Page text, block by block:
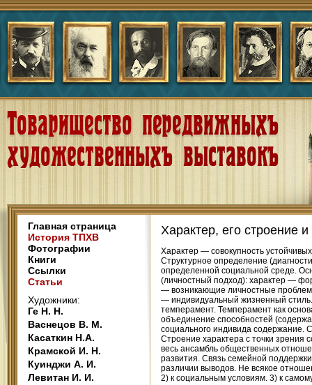
Главная страница
История ТПХВ
Фотографии
Книги
Ссылки
Статьи
Художники:
Ге Н. Н.
Васнецов В. М.
Касаткин Н.А.
Крамской И. Н.
Куинджи А. И.
Левитан И. И.
Характер, его строение
Характер — совокупность устойчивых психических качеств, связанных с привычными, типовыми способами поведения. Структурное определение (диагностический подход): характер — прижизненное проявление темперамента в определенной социальной среде. Основа характера: врожденный темперамент. Функциональное определение (личностный подход): характер — форма поведения, необходимая для сохранения имеющейся структуры мотивов. Основа — возникающие личностные проблемы. Свойства характера — возможные способы решения проблем. А. Адлер: характер — индивидуальный жизненный стиль. Характер как индивидуальный стиль. Подходы к изучению характера: 1) характер и темперамент. Темперамент как основа характера. 2) характер и личность. Личность как социальный индивид. Характер — объединение способностей (содержание) и темперамента (форма). Это форма, позволяющая освоить важное для социального индивида содержание. Строение характера. Единица анализа: индивидная черта. Факторный анализ. (?1) Строение характера с точки зрения содержания. Ананьев: характер — система отношений. Маркс: сущность человека есть весь ансамбль общественных отношений. Черта характера — отношение социальной личности к жизненным условиям ее развития. Связь семейной поддержки с IQ: расходящееся и перекрестное взаимодействие — отличия в качественном различии выводов. Не всякое отношение есть черта характера, а только существенное. Какое? 1) к природе (экосознание). 2) к социальным условиям. 3) к самому себе. Для определения характера вводят понятие «направленности личности». 1) направленность личности: структура отношений тесно связана с мотивационной структурой. 2) сила характера — выраженность этого отношения. 3) цельность характера — согласованность отношений меду чертами. Направленность личности: строение и развитие мотивационной сферы личности, степень иерархизации и внутренней согласованности которой определяют качественное своеобразие характера, его силу и цельность. Формирование стиля поведения и стиля жизни: характер защищает сложившуюся структуру мотивов. Кант: «характер — форма поведение, которая обеспечивает защиту наличной структуры мотивов и выбор в неопределенной ситуации», «характер — достоинство человека». Кант говорит о том, что не у всех есть характер: «поведение человека без характера зависит от случая». Нет характера, но есть форма поведения. Характер защищает структуру мотивов. Если в ней есть конфликт, то проявляются негативные функции психологической защиты. Защитный механизм обеспечивает временное снятие тревоги, позволяет не растеряться в конкретной ситуации. Характер удаляет от решения проблем. В. Райх: телесно ориентированная терапия. Сначала надо разрешить собственные проблемы, а потом помогать другим. Когда Оно начинает говорить, то сколько не разговаривай, обнаружишь все больше вербальных проблем (терапия Фрейда: «излечение словом»). Уход от проблемы через ее объяснение. Представленность личностных проблем в теле — телесный защитный панцирь. Характер препятствует выходу противоречий. Жесткая форма мешает развитию личности,